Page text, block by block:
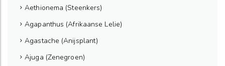
Aethionema (Steenkers)
Agapanthus (Afrikaanse Lelie)
Agastache (Anijsplant)
Ajuga (Zenegroen)